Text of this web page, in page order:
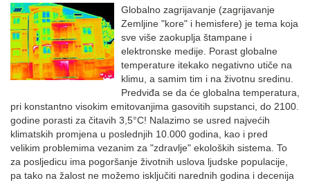
Globalno zagrijavanje (zagrijavanje
Zemljine "kore" i hemisfere) je tema koja
sve više zaokuplja štampane i
elektronske medije. Porast globalne
temperature itekako negativno utiče na
klimu, a samim tim i na životnu sredinu.
Predviđa se da će globalna temperatura,
pri konstantno visokim emitovanjima gasovitih supstanci, do 2100.
godine porasti za čitavih 3,5°C! Nalazimo se usred najvećih
klimatskih promjena u poslednjih 10.000 godina, kao i pred
velikim problemima vezanim za "zdravlje" ekoloških sistema. To
za posljedicu ima pogoršanje životnih uslova ljudske populacije,
pa tako na žalost ne možemo isključiti narednih godina i decenija